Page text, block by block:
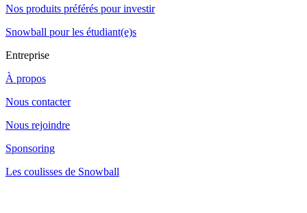
Nos produits préférés pour investir
Snowball pour les étudiant(e)s
Entreprise
À propos
Nous contacter
Nous rejoindre
Sponsoring
Les coulisses de Snowball